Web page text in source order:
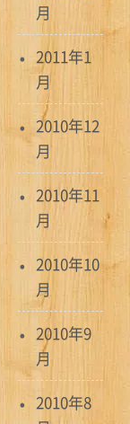
月
2011年1
月
2010年12
月
2010年11
月
2010年10
月
2010年9
月
2010年8